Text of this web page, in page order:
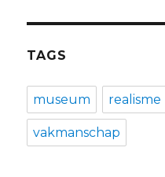
TAGS
museum realisme
vakmanschap